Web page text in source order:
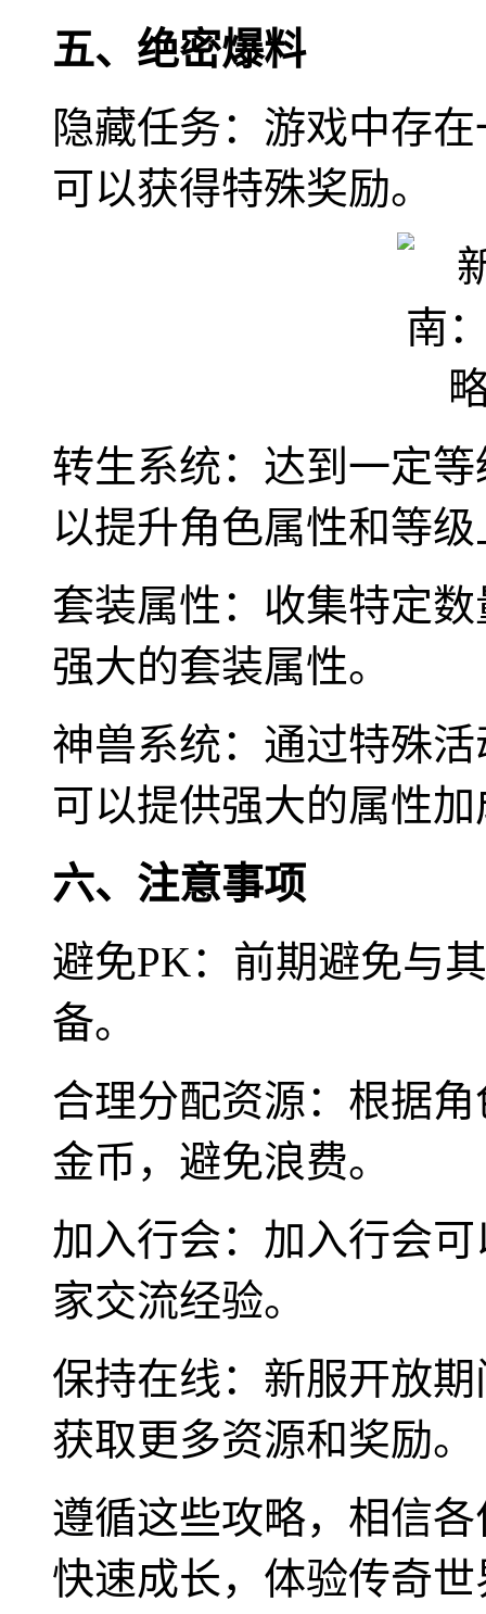
五、绝密爆料
隐藏任务：游戏中存
可以获得特殊奖励。
转生系统：达到一定
以提升角色属性和等
套装属性：收集特定
强大的套装属性。
神兽系统：通过特殊
可以提供强大的属性
六、注意事项
避免PK：前期避免与
备。
合理分配资源：根据
金币，避免浪费。
加入行会：加入行会
家交流经验。
保持在线：新服开放
获取更多资源和奖励。
遵循这些攻略，相信
快速成长，体验传奇